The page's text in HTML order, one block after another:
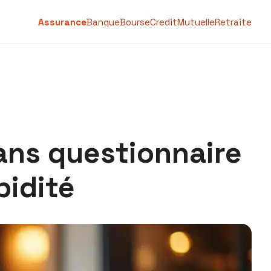
AssuranceBanqueBourseCreditMutuelleRetraite
questionnaire